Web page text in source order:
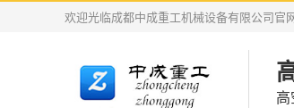
欢迎光临成都中成重工机械设备有限公司官